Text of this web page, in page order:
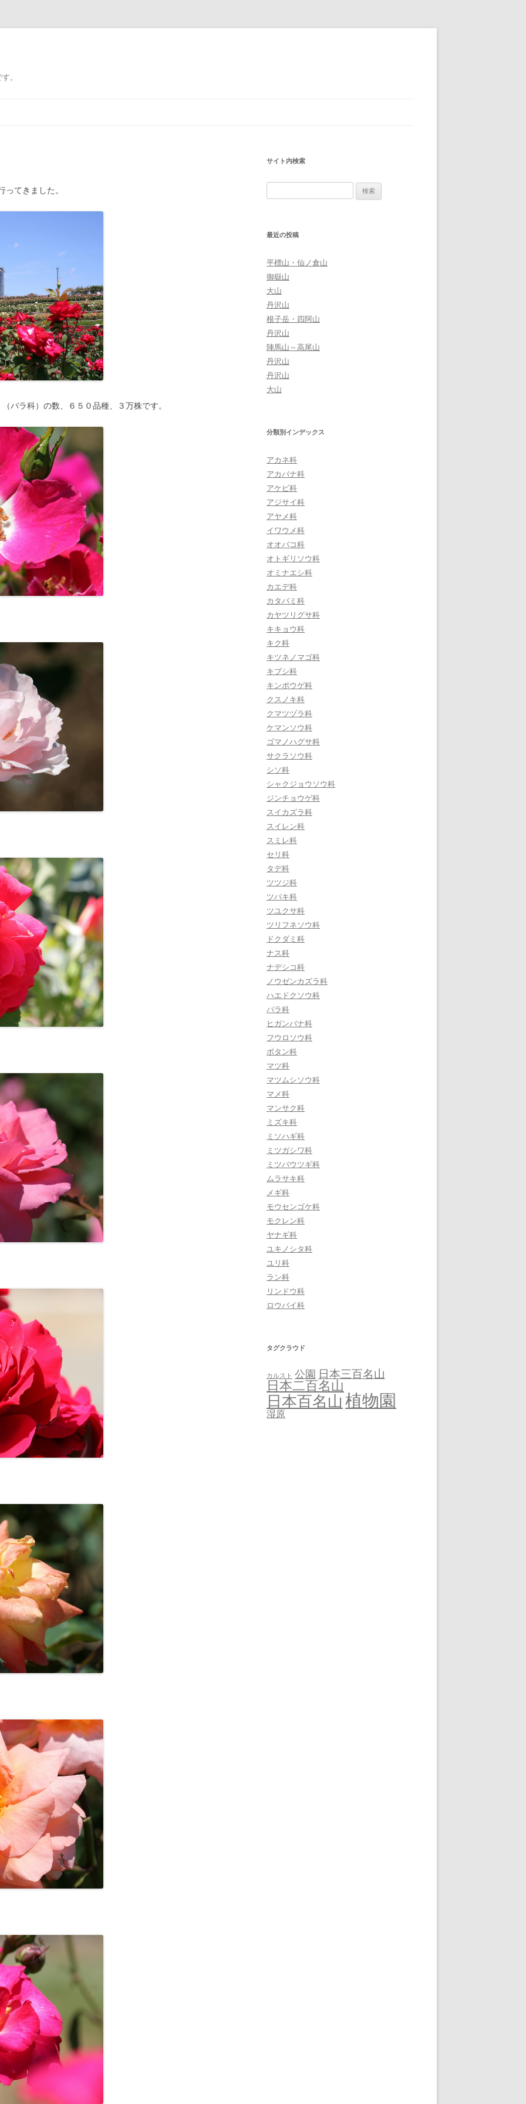
。
ってきました。
バラ科）の数、６５０品種、３万株です。
サイト内検索
最近の投稿
平標山・仙ノ倉山
御嶽山
大山
丹沢山
根子岳・四阿山
丹沢山
陣馬山～高尾山
丹沢山
丹沢山
大山
分類別インデックス
アカネ科
アカバナ科
アケビ科
アジサイ科
アヤメ科
イワウメ科
オオバコ科
オトギリソウ科
オミナエシ科
カエデ科
カタバミ科
カヤツリグサ科
キキョウ科
キク科
キツネノマゴ科
キブシ科
キンポウゲ科
クスノキ科
クマツヅラ科
ケマンソウ科
ゴマノハグサ科
サクラソウ科
シソ科
シャクジョウソウ科
ジンチョウゲ科
スイカズラ科
スイレン科
スミレ科
セリ科
タデ科
ツツジ科
ツバキ科
ツユクサ科
ツリフネソウ科
ドクダミ科
ナス科
ナデシコ科
ノウゼンカズラ科
ハエドクソウ科
バラ科
ヒガンバナ科
フウロソウ科
ボタン科
マツ科
マツムシソウ科
マメ科
マンサク科
ミズキ科
ミソハギ科
ミツガシワ科
ミツバウツギ科
ムラサキ科
メギ科
モウセンゴケ科
モクレン科
ヤナギ科
ユキノシタ科
ユリ科
ラン科
リンドウ科
ロウバイ科
タグクラウド
カルスト 公園 日本三百名山
日本二百名山
日本百名山 植物園
湿原